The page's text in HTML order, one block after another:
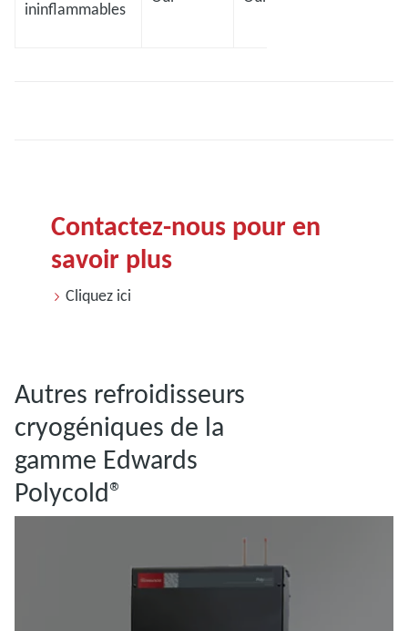
ininflammables
Contactez-nous pour en
savoir plus
Cliquez ici
Autres refroidisseurs
cryogéniques de la
gamme Edwards
Polycold®